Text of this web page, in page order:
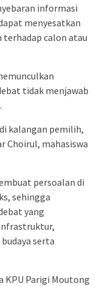
informasi
menyesatkan
terhadap calon atau
tidak menjawab
kalangan pemilih,
Choirul, mahasiswa
persoalan di
sehingga
yang
serta
KPU Parigi Moutong